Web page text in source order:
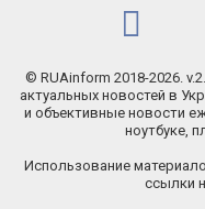
© RUAinform 2018-2026.
актуальных новостей в
и объективные новости
ноутбуке,
Использование
ссылки